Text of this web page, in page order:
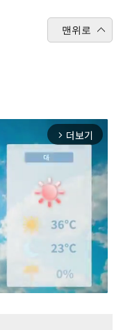
맨위로
arrow_forward_ios 더보기